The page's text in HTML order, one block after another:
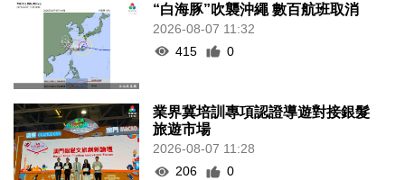
“白海豚”吹襲沖繩 數百航班取消
2026-08-07 11:32
415
0
業界冀培訓專項認證導遊對接銀髮
旅遊市場
2026-08-07 11:28
206
0